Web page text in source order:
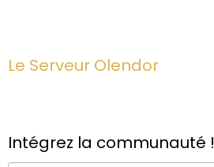
Le Serveur Olendor
Intégrez la communauté !